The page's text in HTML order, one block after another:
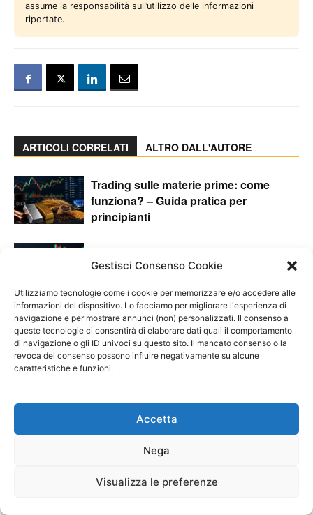
Gestisci Consenso Cookie
Utilizziamo tecnologie come i cookie per memorizzare e/o accedere alle
informazioni del dispositivo. Lo facciamo per migliorare l'esperienza di
navigazione e per mostrare annunci (non) personalizzati. Il consenso a
queste tecnologie ci consentirà di elaborare dati quali il comportamento
di navigazione o gli ID univoci su questo sito. Il mancato consenso o la
revoca del consenso possono influire negativamente su alcune
caratteristiche e funzioni.
Accetta
Nega
Visualizza le preferenze
assume la responsabilità sull’utilizzo delle informazioni
riportate.
ARTICOLI CORRELATI ALTRO DALL'AUTORE
Trading sulle materie prime: come
funziona? – Guida pratica per
principianti
direzione per USD/JPY?
Trading IPO: come investire prima e
dopo un’Offerta Pubblica d’Acquisto